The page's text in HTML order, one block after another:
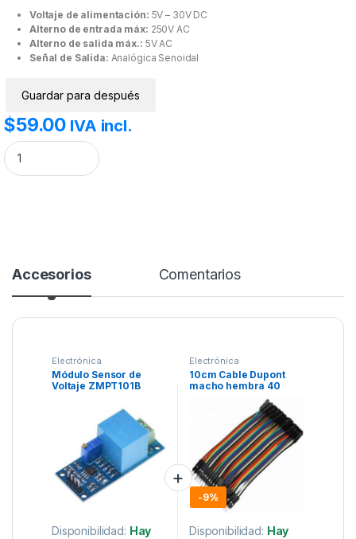
Voltaje de alimentación: 5V – 30V DC
Alterno de entrada máx: 250V AC
Alterno de salida máx.: 5V AC
Señal de Salida: Analógica Senoidal
Guardar para después
$59.00 IVA incl.
Módulo Sensor de Voltaje ZMPT101B cantidad
Accesorios Comentarios
Electrónica
Módulo Sensor de
Voltaje ZMPT101B
Disponibilidad: Hay
Electrónica
10cm Cable Dupont
macho hembra 40
-9%
Disponibilidad: Hay